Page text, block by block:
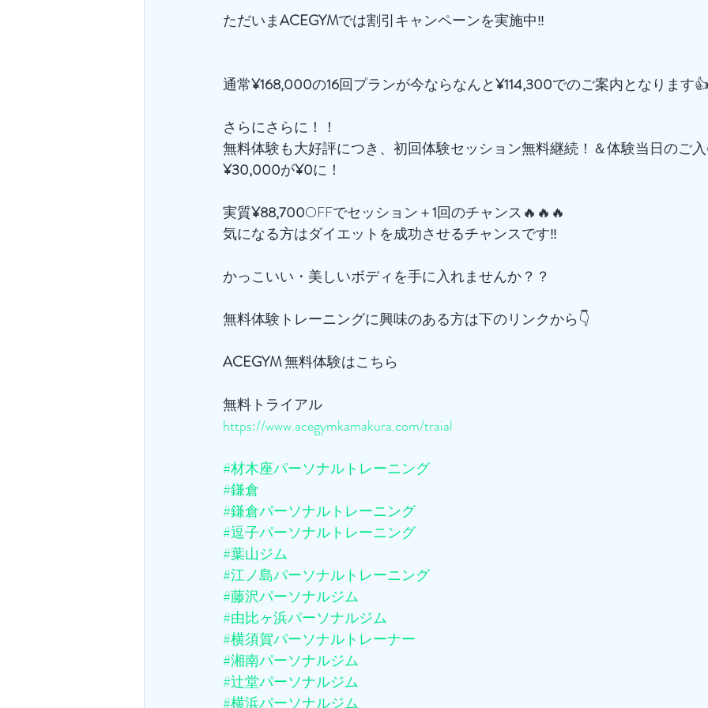
ただいまACEGYMでは割引キャンペーンを実施中‼️
通常¥168,000の16回プランが今ならなんと¥114,300でのご案内となります👍
さらにさらに！！
無料体験も大好評につき、初回体験セッション無料継続！＆体験当日のご
¥30,000が¥0に！
実質¥88,700OFFでセッション＋1回のチャンス🔥🔥🔥
気になる方はダイエットを成功させるチャンスです‼️
かっこいい・美しいボディを手に入れませんか？？
無料体験トレーニングに興味のある方は下のリンクから👇
ACEGYM 無料体験はこちら
無料トライアル
https://www.acegymkamakura.com/traial
#材木座パーソナルトレーニング
#鎌倉
#鎌倉パーソナルトレーニング
#逗子パーソナルトレーニング
#葉山ジム
#江ノ島パーソナルトレーニング
#藤沢パーソナルジム
#由比ヶ浜パーソナルジム
#横須賀パーソナルトレーナー
#湘南パーソナルジム
#辻堂パーソナルジム
#横浜パーソナルジム